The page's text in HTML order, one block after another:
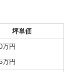
坪単価
万円
万円